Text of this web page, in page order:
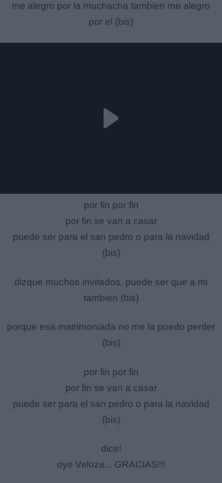
me alegro por la muchacha tambien me alegro
por el (bis)
por fin por fin
por fin se van a casar
puede ser para el san pedro o para la navidad
(bis)
dizque muchos invitados, puede ser que a mi
tambien (bis)
porque esa matrimoniada no me la puedo perder
(bis)
por fin por fin
por fin se van a casar
puede ser para el san pedro o para la navidad
(bis)
dice!
oye Veloza... GRACIAS!!!